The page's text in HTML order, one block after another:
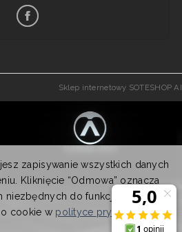
Sklep internetowy SOTESHOP AI
zapisywanie wszystkich danych
Kliknięcie “Odmowa” oznacza
niezbędnych do funkcjonowania
cookie w polityce prywatności.